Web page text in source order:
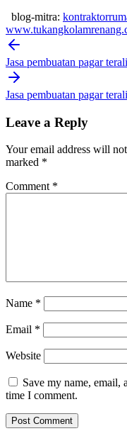
blog-mitra:
Post
navigation
Jasa pembuatan pagar
Jasa pembuatan pagar
Leave a Reply
Your email address will
marked *
Comment *
Name *
Email *
Website
Save my name, email,
time I comment.